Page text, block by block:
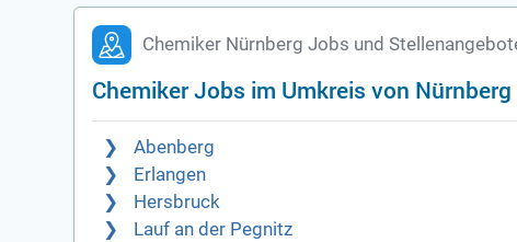
Chemiker Nürnberg Jobs und
Chemiker Jobs im Umkreis von Nürnberg
Abenberg
Erlangen
Hersbruck
Lauf an der Pegnitz